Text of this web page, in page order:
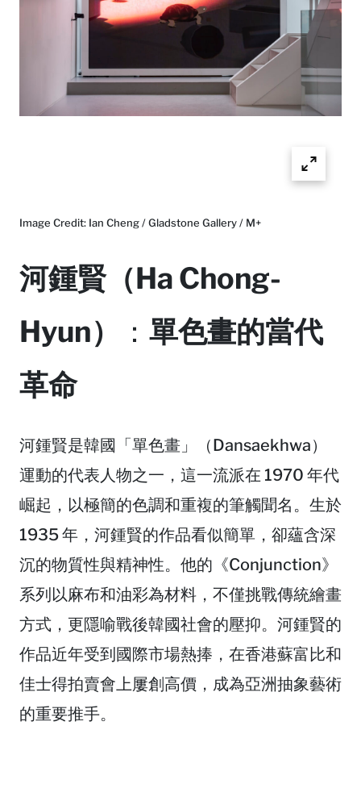
Image Credit: Ian Cheng / Gladstone Gallery / M+
河鍾賢（Ha Chong-
Hyun）
： 單色畫的當代
革命
河鍾賢是韓國「單色畫」（Dansaekhwa）
運動的代表人物之一，這一流派在 1970 年代
崛起，以極簡的色調和重複的筆觸聞名。生於
1935 年，河鍾賢的作品看似簡單，卻蘊含深
沉的物質性與精神性。他的《Conjunction》
系列以麻布和油彩為材料，不僅挑戰傳統繪畫
方式，更隱喻戰後韓國社會的壓抑。河鍾賢的
作品近年受到國際市場熱捧，在香港蘇富比和
佳士得拍賣會上屢創高價，成為亞洲抽象藝術
的重要推手。